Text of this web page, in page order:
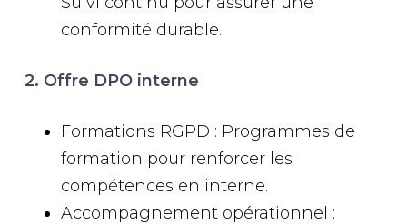
conformité durable.
2. Offre DPO interne
Formations RGPD : Programmes de
formation pour renforcer les
compétences en interne.
Accompagnement opérationnel :